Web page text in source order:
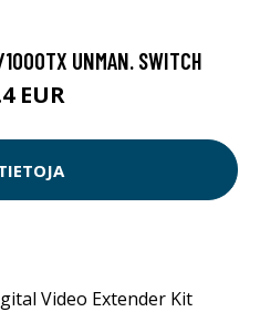
UNMAN. SWITCH
EUR